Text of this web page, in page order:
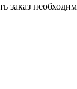
заказ